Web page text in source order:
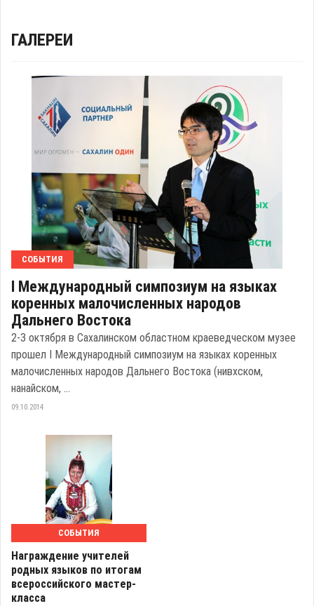
ГАЛЕРЕИ
СОБЫТИЯ
I Международный симпозиум на языках
коренных малочисленных народов
Дальнего Востока
2-3 октября в Сахалинском областном краеведческом музее
прошел I Международный симпозиум на языках коренных
малочисленных народов Дальнего Востока (нивхском,
нанайском, ...
09.10.2014
СОБЫТИЯ
Награждение учителей
родных языков по итогам
всероссийского мастер-
класса